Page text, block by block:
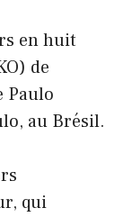
en huit
de
Paulo
au Brésil.
qui